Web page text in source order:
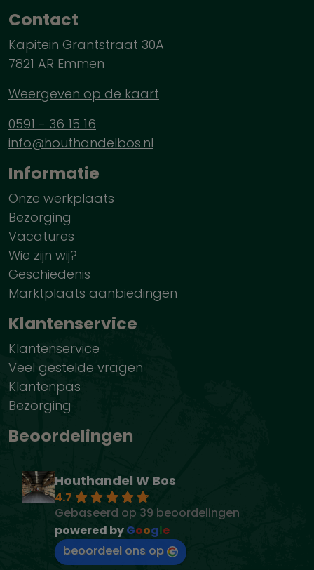
Contact
Kapitein Grantstraat 30A
7821 AR Emmen
Weergeven op de kaart
0591 - 36 15 16
info@houthandelbos.nl
Informatie
Onze werkplaats
Bezorging
Vacatures
Wie zijn wij?
Geschiedenis
Marktplaats aanbiedingen
Klantenservice
Klantenservice
Veel gestelde vragen
Klantenpas
Bezorging
Beoordelingen
Houthandel W Bos
4.7
Gebaseerd op 39 beoordelingen
powered byGoogle
beoordeel ons op